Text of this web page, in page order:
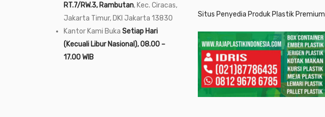
RT.7/RW.3, Rambutan, Kec. Ciracas,
Jakarta Timur, DKI Jakarta 13830
Kantor Kami Buka Setiap Hari
(Kecuali Libur Nasional), 08.00 –
17.00 WIB
Situs Penyedia Produk Plastik Premium